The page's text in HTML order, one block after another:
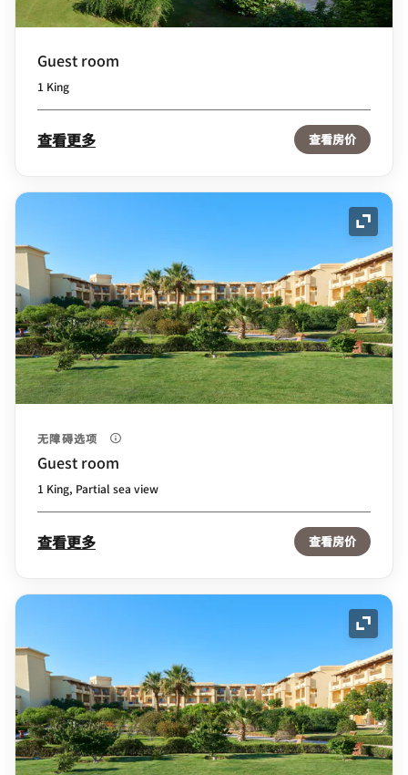
Guest room
1 King
查看更多 查看房价
展开
无障碍选项
Guest room
1 King, Partial sea view
查看更多 查看房价
展开